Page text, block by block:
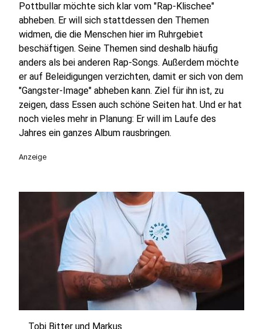
Pottbullar möchte sich klar vom "Rap-Klischee"
abheben. Er will sich stattdessen den Themen
widmen, die die Menschen hier im Ruhrgebiet
beschäftigen. Seine Themen sind deshalb häufig
anders als bei anderen Rap-Songs. Außerdem möchte
er auf Beleidigungen verzichten, damit er sich von dem
"Gangster-Image" abheben kann. Ziel für ihn ist, zu
zeigen, dass Essen auch schöne Seiten hat. Und er hat
noch vieles mehr in Planung: Er will im Laufe des
Jahres ein ganzes Album rausbringen.
Anzeige
Tobi Bitter und Markus